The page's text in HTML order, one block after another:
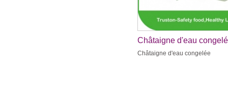
Châtaigne d'eau
Châtaigne d'eau congelée